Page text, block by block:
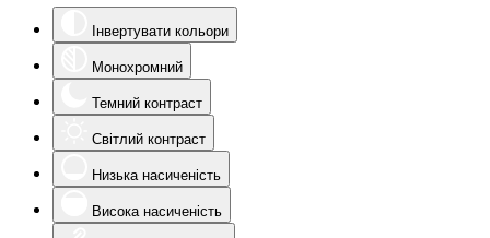
Інвертувати кольори
Монохромний
Темний контраст
Світлий контраст
Низька насиченість
Висока насиченість